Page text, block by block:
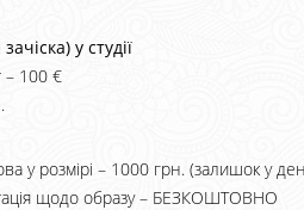
у студії
– 100 €
у розмірі – 1000 грн. (залишок у
щодо образу – БЕЗКОШТОВНО